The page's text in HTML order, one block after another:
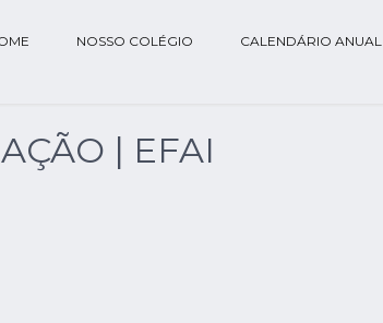
NOSSO COLÉGIO CALENDÁRIO ANUAL
| EFAI